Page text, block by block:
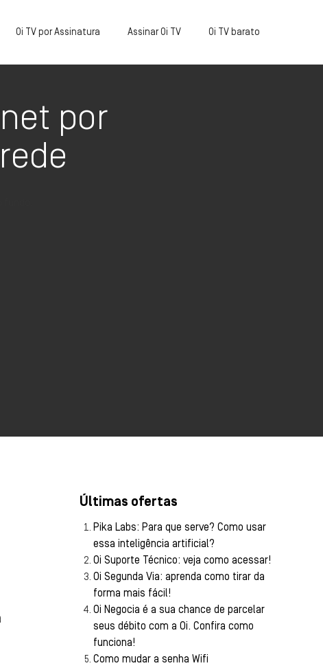
Oi TV por Assinatura Assinar Oi TV Oi TV barato
por
Últimas ofertas
Pika Labs: Para que serve? Como usar
essa inteligência artificial?
Oi Suporte Técnico: veja como acessar!
Oi Segunda Via: aprenda como tirar da
forma mais fácil!
Oi Negocia é a sua chance de parcelar
seus débito com a Oi. Confira como
funciona!
Como mudar a senha Wifi